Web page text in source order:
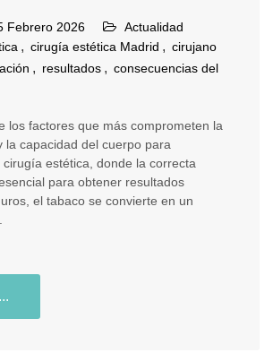
Febrero 2026
Actualidad
, cirugía estética Madrid , cirujano
, resultados , consecuencias del
los factores que más comprometen la
la capacidad del cuerpo para
estética, donde la correcta
para obtener resultados
el tabaco se convierte en un